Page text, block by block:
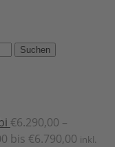
€6.290,00 –
bis €6.790,00 inkl.